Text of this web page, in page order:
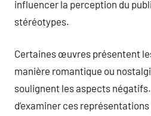
influencer la perception du
stéréotypes.
Certaines œuvres présentent
manière romantique ou
soulignent les aspects
d’examiner ces